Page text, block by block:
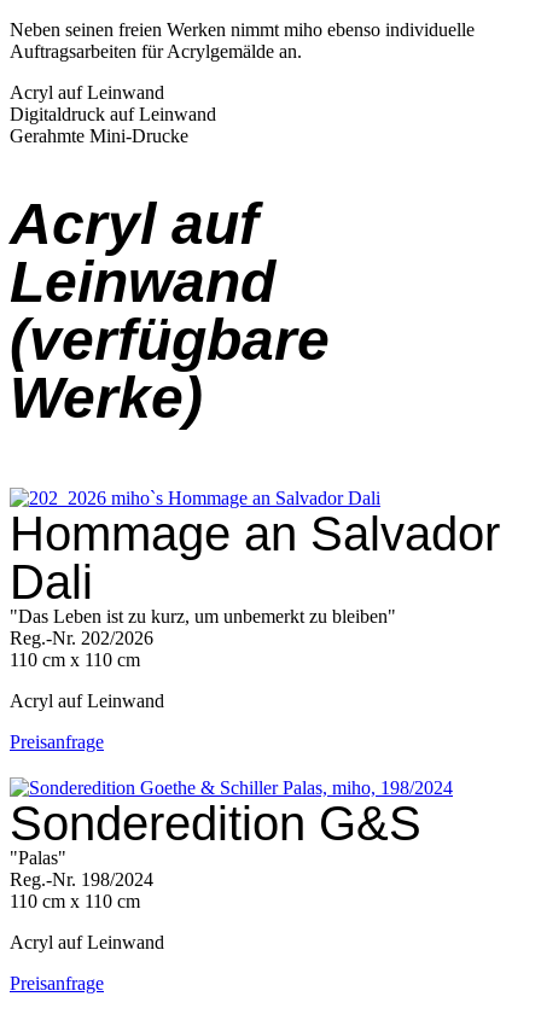
Neben seinen freien Werken nimmt miho ebenso individuelle
Auftragsarbeiten für Acrylgemälde an.
Acryl auf Leinwand
Digitaldruck auf Leinwand
Gerahmte Mini-Drucke
Acryl auf
Leinwand
(verfügbare
Werke)
Hommage an Salvador
Dali
"Das Leben ist zu kurz, um unbemerkt zu bleiben"
Reg.-Nr. 202/2026
110 cm x 110 cm
Acryl auf Leinwand
Preisanfrage
Sonderedition G&S
"Palas"
Reg.-Nr. 198/2024
110 cm x 110 cm
Acryl auf Leinwand
Preisanfrage